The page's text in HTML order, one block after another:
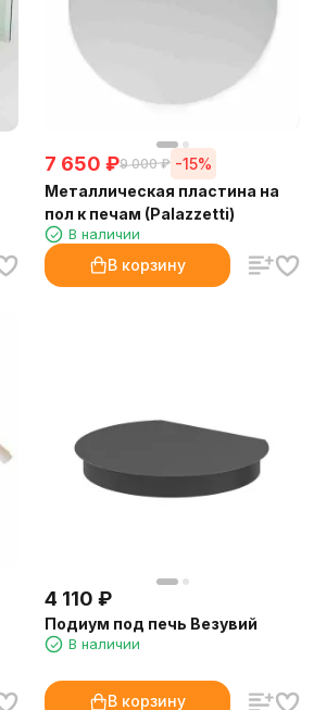
7 650 ₽9 000 ₽ -15%
Металлическая пластина на
пол к печам (Palazzetti)
В наличии
В корзину
4 110 ₽
Подиум под печь Везувий
В наличии
В корзину